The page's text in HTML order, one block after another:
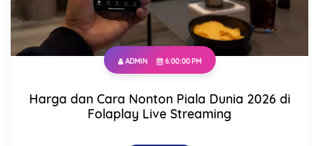
ADMIN 6:00:00 PM
Harga dan Cara Nonton Piala Dunia 2026 di
Folaplay Live Streaming